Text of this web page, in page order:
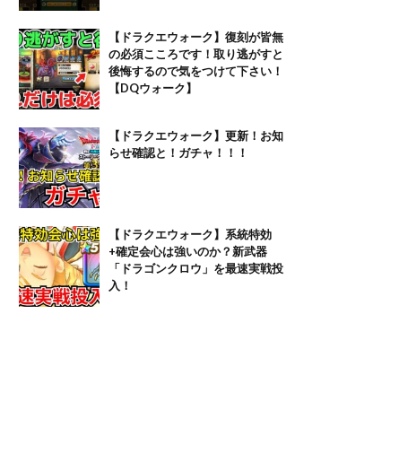
【ドラクエウォーク】復刻が皆無
の必須こころです！取り逃がすと
後悔するので気をつけて下さい！
【DQウォーク】
【ドラクエウォーク】更新！お知
らせ確認と！ガチャ！！！
【ドラクエウォーク】系統特効
+確定会心は強いのか？新武器
「ドラゴンクロウ」を最速実戦投
入！